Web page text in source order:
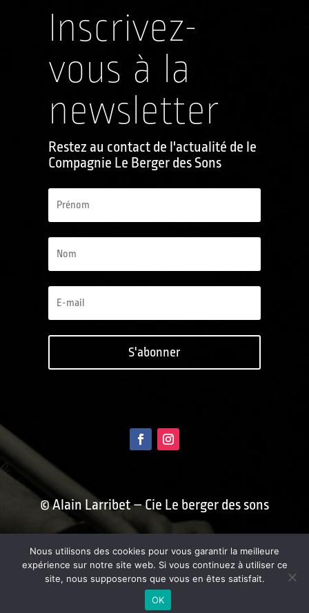
Inscrivez-
vous à la
newsletter
Restez au contact de l'actualité de le
Compagnie Le Berger des Sons
S'abonner
© Alain Larribet – Cie Le berger des sons
fusainblanc.com
Nous utilisons des cookies pour vous garantir la meilleure
expérience sur notre site web. Si vous continuez à utiliser ce
site, nous supposerons que vous en êtes satisfait.
OK